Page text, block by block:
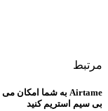
مرتبط
بی سیم استریم کنید